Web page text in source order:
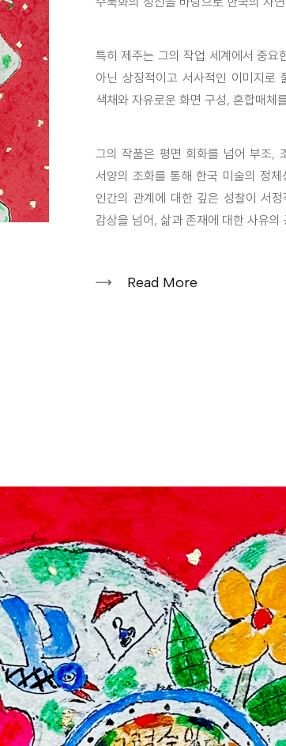
특히 제주는 그의 작업 세계에서 중요
아닌 상징적이고 서사적인 이미지로
색채와 자유로운 화면 구성, 혼합매체
그의 작품은 평면 회화를 넘어 부조,
서양의 조화를 통해 한국 미술의 정
인간의 관계에 대한 깊은 성찰이 서
감상을 넘어, 삶과 존재에 대한 사유의
Read More